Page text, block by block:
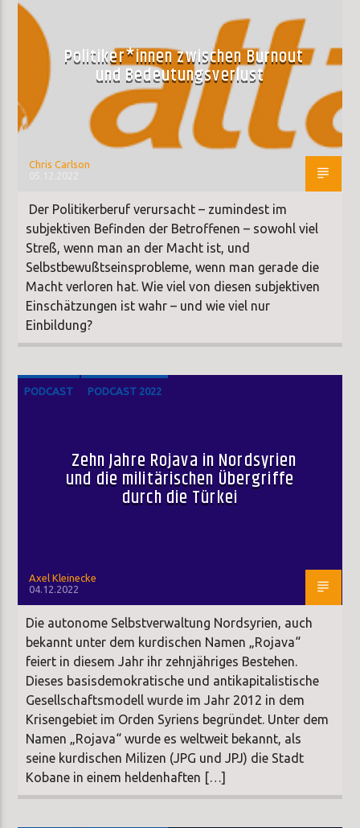
Politiker*innen zwischen Burnout
und Bedeutungsverlust
Chris Carlson
Der Politikerberuf verursacht – zumindest im
subjektiven Befinden der Betroffenen – sowohl viel
Streß, wenn man an der Macht ist, und
Selbstbewußtseinsprobleme, wenn man gerade die
Macht verloren hat. Wie viel von diesen subjektiven
Einschätzungen ist wahr – und wie viel nur
Einbildung?
PODCAST PODCAST 2022
Zehn Jahre Rojava in Nordsyrien
und die militärischen Übergriffe
durch die Türkei
Axel Kleinecke
04.12.2022
Die autonome Selbstverwaltung Nordsyrien, auch
bekannt unter dem kurdischen Namen „Rojava“
feiert in diesem Jahr ihr zehnjähriges Bestehen.
Dieses basisdemokratische und antikapitalistische
Gesellschaftsmodell wurde im Jahr 2012 in dem
Krisengebiet im Orden Syriens begründet. Unter dem
Namen „Rojava“ wurde es weltweit bekannt, als
seine kurdischen Milizen (JPG und JPJ) die Stadt
Kobane in einem heldenhaften […]